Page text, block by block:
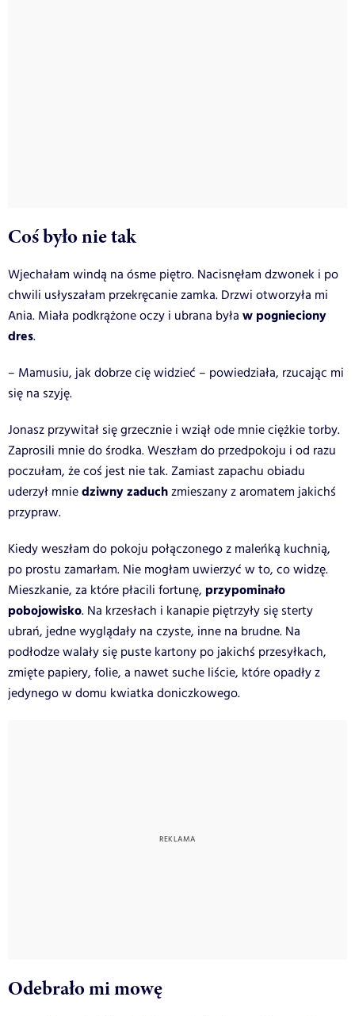
Coś było nie tak
Wjechałam windą na ósme piętro. Nacisnęłam dzwonek i po
chwili usłyszałam przekręcanie zamka. Drzwi otworzyła mi
Ania. Miała podkrążone oczy i ubrana była w pognieciony
dres.
– Mamusiu, jak dobrze cię widzieć – powiedziała, rzucając mi
się na szyję.
Jonasz przywitał się grzecznie i wziął ode mnie ciężkie torby.
Zaprosili mnie do środka. Weszłam do przedpokoju i od razu
poczułam, że coś jest nie tak. Zamiast zapachu obiadu
uderzył mniedziwny zaduchzmieszany z aromatem jakichś
przypraw.
Kiedy weszłam do pokoju połączonego z maleńką kuchnią,
po prostu zamarłam. Nie mogłam uwierzyć w to, co widzę.
Mieszkanie, za które płacili fortunę, przypominało
pobojowisko. Na krzesłach i kanapie piętrzyły się sterty
ubrań, jedne wyglądały na czyste, inne na brudne. Na
podłodze walały się puste kartony po jakichś przesyłkach,
zmięte papiery, folie, a nawet suche liście, które opadły z
jedynego w domu kwiatka doniczkowego.
Odebrało mi mowę